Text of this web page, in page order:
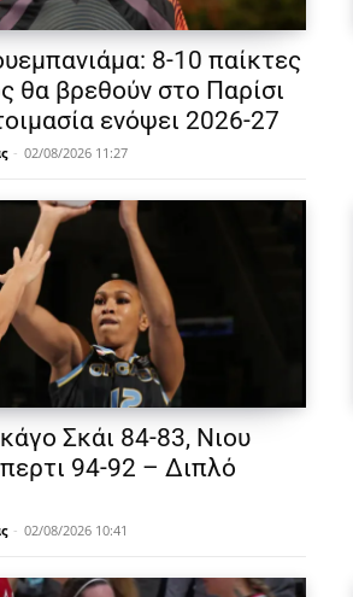
8-10 παίκτες
θα βρεθούν στο Παρίσι
ενόψει 2026-27
- 02/08/2026 11:27
Σκάι 84-83, Νιου
94-92 – Διπλό
- 02/08/2026 10:41